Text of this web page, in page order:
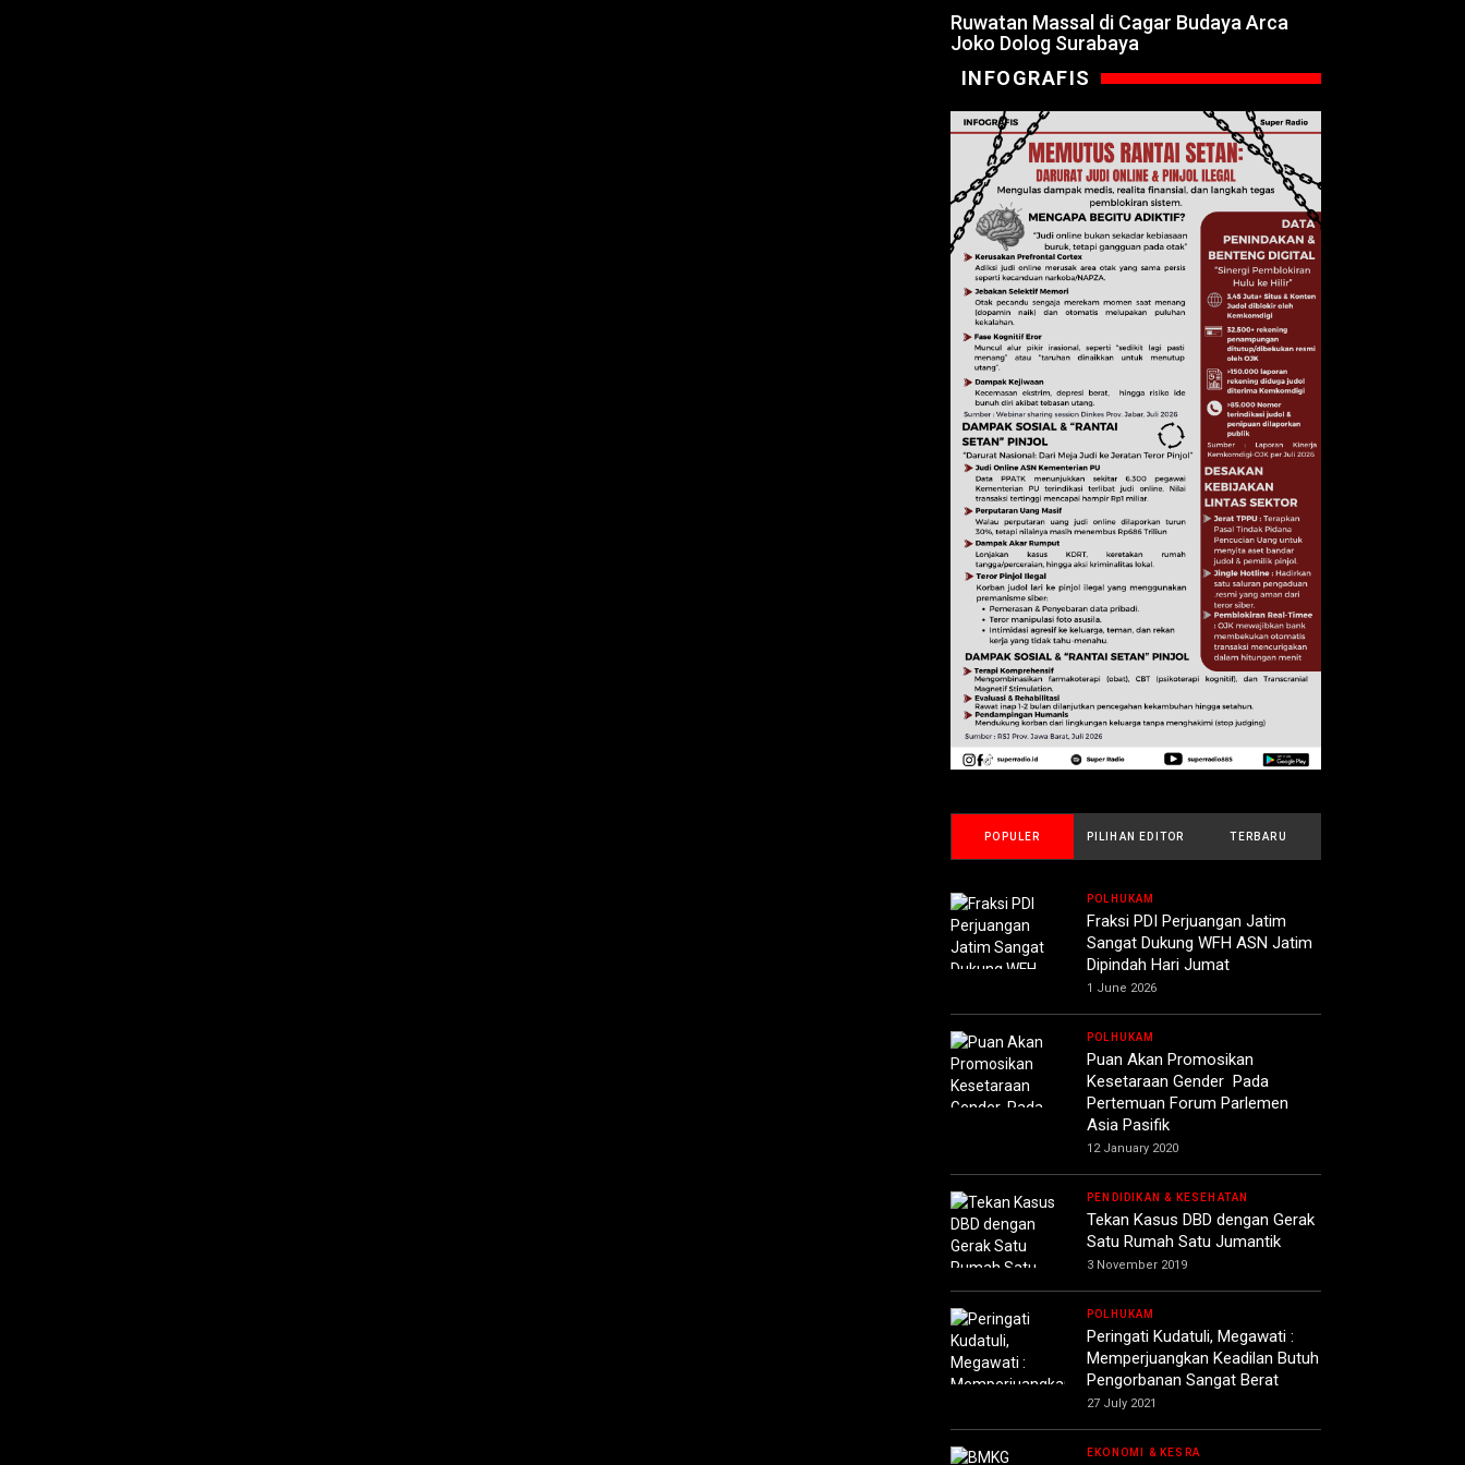
Ruwatan Massal di Cagar Budaya Arca
Joko Dolog Surabaya
INFOGRAFIS
POPULER PILIHAN EDITOR TERBARU
POLHUKAM
Fraksi PDI Perjuangan Jatim
Sangat Dukung WFH ASN Jatim
Dipindah Hari Jumat
1 June 2026
POLHUKAM
Puan Akan Promosikan
Kesetaraan Gender Pada
Pertemuan Forum Parlemen
Asia Pasifik
12 January 2020
PENDIDIKAN & KESEHATAN
Tekan Kasus DBD dengan Gerak
Satu Rumah Satu Jumantik
3 November 2019
POLHUKAM
Peringati Kudatuli, Megawati :
Memperjuangkan Keadilan Butuh
Pengorbanan Sangat Berat
27 July 2021
EKONOMI & KESRA